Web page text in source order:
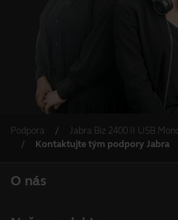
Podpora
Jabra Biz 2400 II USB
Kontaktujte tým podpory Jabra
O nás